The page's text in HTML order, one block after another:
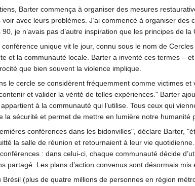
Barter commença à organiser des mesures
avec leurs problèmes. J’ai commencé à organiser
je n’avais pas d’autre inspiration que les principes de la
unique vit le jour, connu sous le nom de
et la communauté locale. Barter a inventé ces termes –
que bien souvent la violence implique.
le cercle se considèrent fréquemment comme victimes
et valider la vérité de telles expériences." Barter
à la communauté qui l’utilise. Tous ceux qui
la sécurité et permet de mettre en lumière notre humanité
conférences dans les bidonvilles", déclare Barter,
la salle de réunion et retournaient à leur vie
: dans celui-ci, chaque communauté décide
partagé. Les plans d’action convenus sont désormais
Brésil (plus de quatre millions de personnes en région